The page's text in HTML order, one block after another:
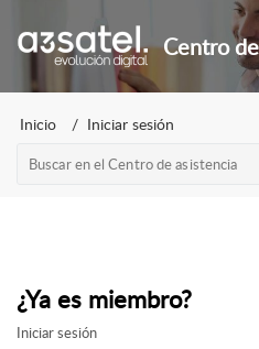
Inicio Iniciar sesión
¿Ya es miembro?
Iniciar sesión